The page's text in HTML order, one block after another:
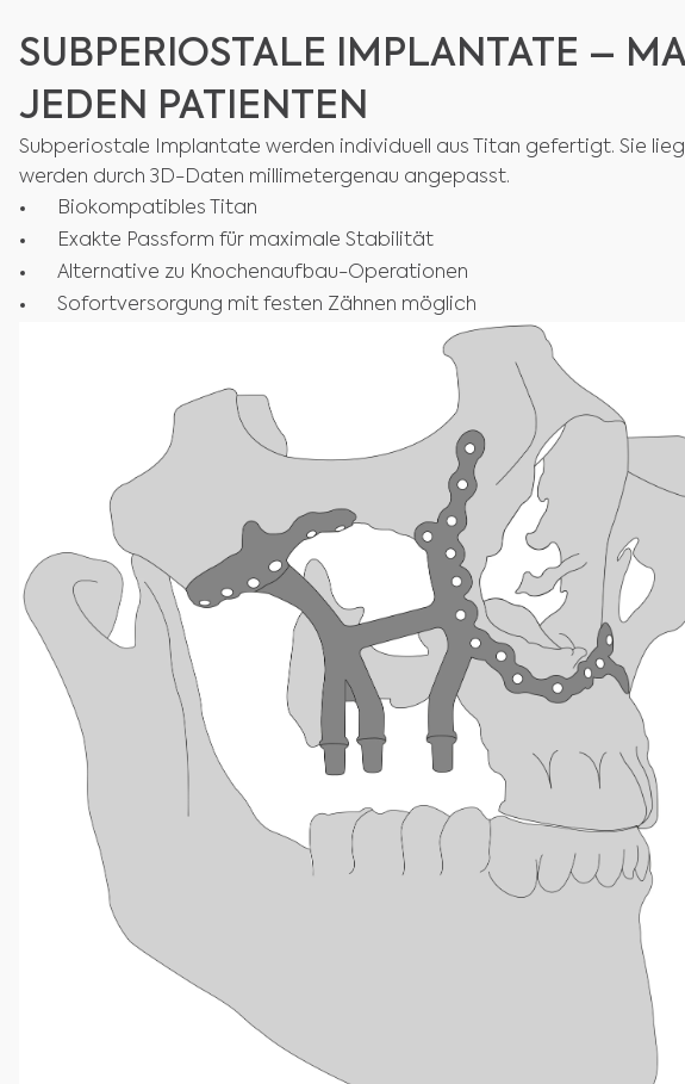
SUBPERIOSTALE IMPLANTATE –
EDEN PATIENTEN
Subperiostale Implantate werden individuell aus Titan gefertigt. Sie
werden durch 3D-Daten millimetergenau angepasst.
Biokompatibles Titan
Exakte Passform für maximale Stabilität
Alternative zu Knochenaufbau-Operationen
Sofortversorgung mit festen Zähnen möglich